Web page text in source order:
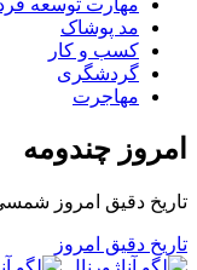
مهارت توسعه
مد پوشاک
کسب و کار
گردشگری
مهاجرت
امروز چندومه
تاریخ دقیق امروز
تاریخ دقیق امروز